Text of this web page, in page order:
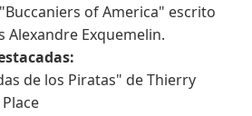
of America" escrito
Exquemelin.
de los Piratas" de Thierry